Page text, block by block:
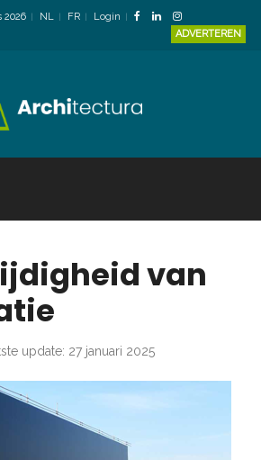
2026 NL FR
Login
ADVERTEREN
van
update: 27 januari 2025